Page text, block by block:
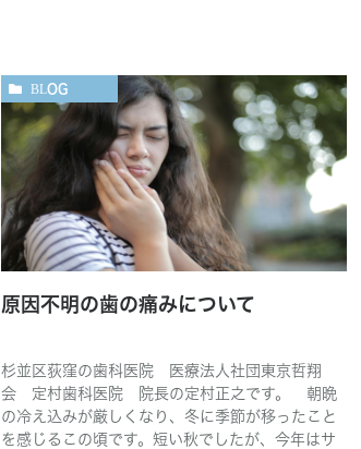
BLOG
原因不明の歯の痛みについて
杉並区荻窪の歯科医院 医療法人社団東京哲翔
会 定村歯科医院 院長の定村正之です。 朝晩
の冷え込みが厳しくなり、冬に季節が移ったこと
を感じるこの頃です。短い秋でしたが、今年はサ